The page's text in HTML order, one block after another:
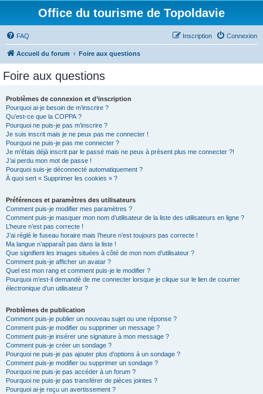
Office du tourisme de Topoldavie
FAQ Connexion
Inscription
Accueil du forum Foire aux questions
Foire aux questions
Problèmes de connexion et d’inscription
Pourquoi ai-je besoin de m’inscrire ?
Qu’est-ce que la COPPA ?
Pourquoi ne puis-je pas m’inscrire ?
Je suis inscrit mais je ne peux pas me connecter !
Pourquoi ne puis-je pas me connecter ?
Je m’étais déjà inscrit par le passé mais ne peux à présent plus me connecter ?!
J’ai perdu mon mot de passe !
Pourquoi suis-je déconnecté automatiquement ?
À quoi sert « Supprimer les cookies » ?
Préférences et paramètres des utilisateurs
Comment puis-je modifier mes paramètres ?
Comment puis-je masquer mon nom d’utilisateur de la liste des utilisateurs en ligne ?
L’heure n’est pas correcte !
J’ai réglé le fuseau horaire mais l’heure n’est toujours pas correcte !
Ma langue n’apparaît pas dans la liste !
Que signifient les images situées à côté de mon nom d’utilisateur ?
Comment puis-je afficher un avatar ?
Quel est mon rang et comment puis-je le modifier ?
Pourquoi m’est-il demandé de me connecter lorsque je clique sur le lien de courrier
électronique d’un utilisateur ?
Problèmes de publication
Comment puis-je publier un nouveau sujet ou une réponse ?
Comment puis-je modifier ou supprimer un message ?
Comment puis-je insérer une signature à mon message ?
Comment puis-je créer un sondage ?
Pourquoi ne puis-je pas ajouter plus d’options à un sondage ?
Comment puis-je modifier ou supprimer un sondage ?
Pourquoi ne puis-je pas accéder à un forum ?
Pourquoi ne puis-je pas transférer de pièces jointes ?
Pourquoi ai-je reçu un avertissement ?